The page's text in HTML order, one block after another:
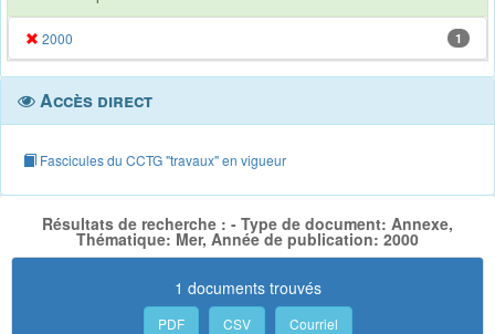
2000 1
Accès direct
Fascicules du CCTG "travaux" en vigueur
Résultats de recherche : - Type de document: Annexe,
Thématique: Mer, Année de publication: 2000
1 documents trouvés
PDF CSV Courriel